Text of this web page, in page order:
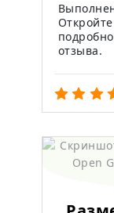
отзыва.